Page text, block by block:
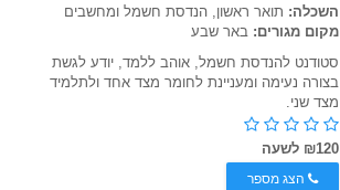
השכלה: תואר ראשון, הנדסת חשמל ומחשבים
מקום מגורים: באר שבע
סטודנט להנדסת חשמל, אוהב ללמד, יודע לגשת
בצורה נעימה ומעניינת לחומר מצד אחד ולתלמיד
מצד שני.
₪120 לשעה
הצג מספר